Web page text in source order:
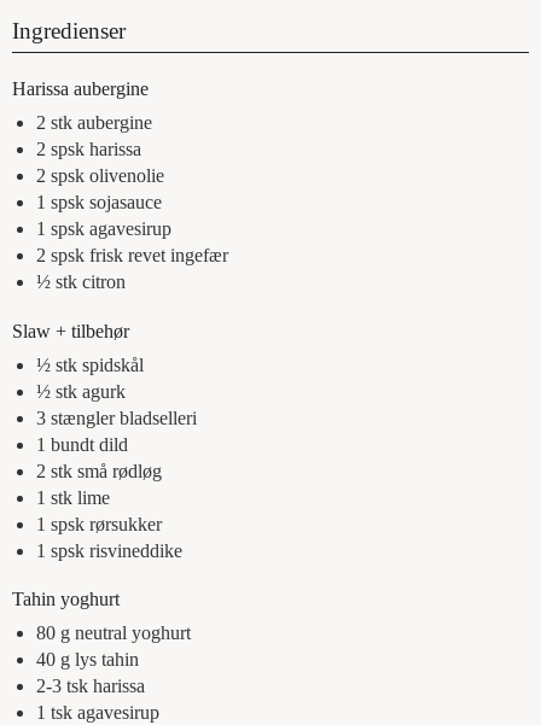
Ingredienser
Harissa aubergine
2 stk aubergine
2 spsk harissa
2 spsk olivenolie
1 spsk sojasauce
1 spsk agavesirup
2 spsk frisk revet ingefær
½ stk citron
Slaw + tilbehør
½ stk spidskål
½ stk agurk
3 stængler bladselleri
1 bundt dild
2 stk små rødløg
1 stk lime
1 spsk rørsukker
1 spsk risvineddike
Tahin yoghurt
80 g neutral yoghurt
40 g lys tahin
2-3 tsk harissa
1 tsk agavesirup